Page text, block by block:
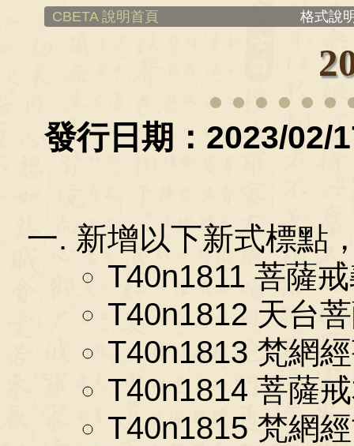
CBETA 說明首頁 格式說
發行日期：2023/02/
新增以下新式標點
T40n1811 菩薩
T40n1812 天台
T40n1813 梵網
T40n1814 菩薩
T40n1815 梵網